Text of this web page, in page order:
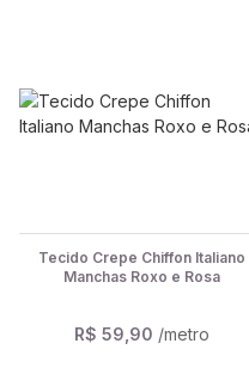
Tecido Crepe Chiffon Italiano
Manchas Roxo e Rosa
R$ 59,90 /metro